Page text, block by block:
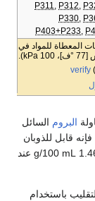
P311, P312,
P330,
P403+P233,
المعطاة للمواد في
verify(
البروم السائل
قابل للذوبان
(1.465 g/100 mL عند
باستخدام